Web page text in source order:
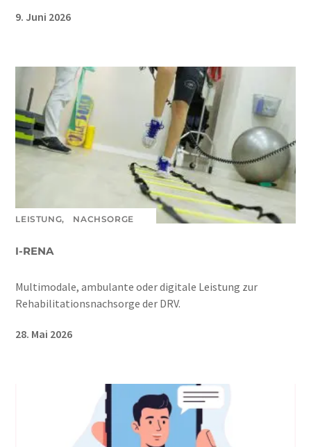
9. Juni 2026
LEISTUNG, NACHSORGE
I-RENA
Multimodale, ambulante oder digitale Leistung zur
Rehabilitationsnachsorge der DRV.
28. Mai 2026